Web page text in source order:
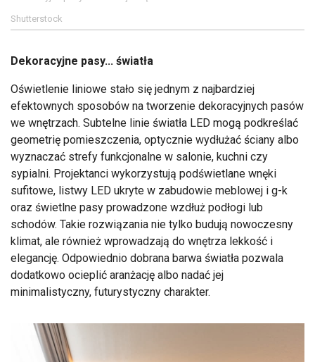
Shutterstock
Dekoracyjne pasy... światła
Oświetlenie liniowe stało się jednym z najbardziej
efektownych sposobów na tworzenie dekoracyjnych pasów
we wnętrzach. Subtelne linie światła LED mogą podkreślać
geometrię pomieszczenia, optycznie wydłużać ściany albo
wyznaczać strefy funkcjonalne w salonie, kuchni czy
sypialni. Projektanci wykorzystują podświetlane wnęki
sufitowe, listwy LED ukryte w zabudowie meblowej i g-k
oraz świetlne pasy prowadzone wzdłuż podłogi lub
schodów. Takie rozwiązania nie tylko budują nowoczesny
klimat, ale również wprowadzają do wnętrza lekkość i
elegancję. Odpowiednio dobrana barwa światła pozwala
dodatkowo ocieplić aranżację albo nadać jej
minimalistyczny, futurystyczny charakter.